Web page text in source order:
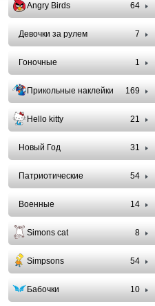
Angry Birds 64
Девочки за рулем 7
Гоночные 1
Прикольные наклейки 169
Hello kitty 21
Новый Год 31
Патриотические 54
Военные 14
Simons cat 8
Simpsons 54
Бабочки 10